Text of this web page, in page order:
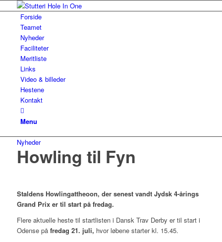
Forside
Teamet
Nyheder
Faciliteter
Meritliste
Links
Video & billeder
Hestene
Kontakt
Menu
Nyheder
Howling til Fyn
Staldens Howlingattheoon, der senest vandt Jydsk 4-årings
Grand Prix er til start på fredag.
Flere aktuelle heste til startlisten i Dansk Trav Derby er til start i
Odense på fredag 21. juli, hvor løbene starter kl. 15.45.